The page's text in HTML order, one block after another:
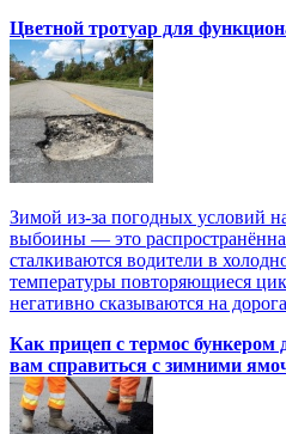
Цветной тротуар для
Зимой из-за погодных условий
выбоины — это
сталкиваются водители в
температуры повторяющиеся
негативно сказываются на
Как прицеп с термоc бункером
вам справиться с зимними